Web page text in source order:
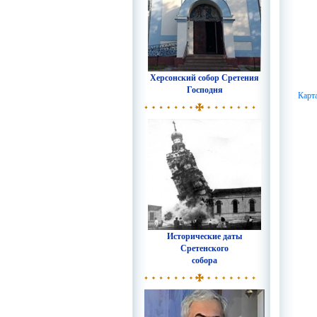
Херсонский собор Сретения
Господня
Исторические даты
Сретенского
собора